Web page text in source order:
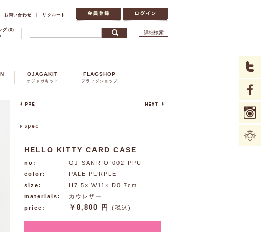
お問い合わせ | リクルート
グ (0) 詳細検索
OJAGAKIT
オジャガキット
FLAGSHOP
フラッグショップ
HELLO KITTY CARD CASE
no:
OJ-SANRIO-002-PPU
color:
PALE PURPLE
size:
H7.5× W11× D0.7cm
materials:
カウレザー
price:
￥8,800 円 (税込)